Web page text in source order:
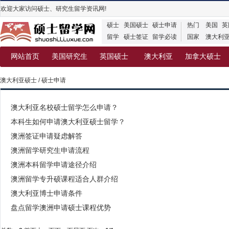
欢迎大家访问硕士、研究生留学资讯网!
硕士
留学
美国硕士 硕士申请
硕士签证
留学必读
热门
国家
美国
澳大利
网站首页 美国研究生 英国硕士 澳大利亚 加拿大硕士
澳大利亚硕士 /硕士申请
澳大利亚名校硕士留学怎么申请？
本科生如何申请澳大利亚硕士留学？
澳洲签证申请疑虑解答
澳洲留学研究生申请流程
澳洲本科留学申请途径介绍
澳洲留学专升硕课程适合人群介绍
澳大利亚博士申请条件
盘点留学澳洲申请硕士课程优势